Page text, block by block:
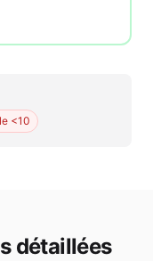
<10
détaillées